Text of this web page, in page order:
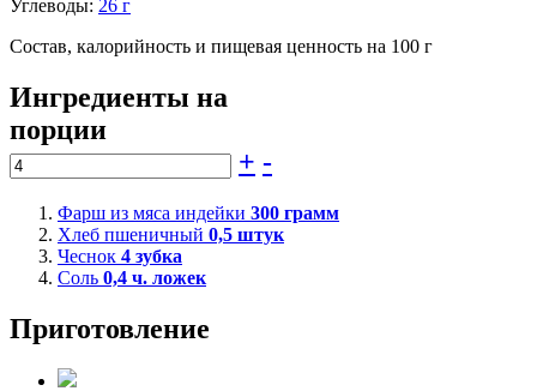
Углеводы: 26 г
Состав, калорийность и пищевая ценность на 100 г
Ингредиенты на
порции
+ -
Фарш из мяса индейки 300 грамм
Хлеб пшеничный 0,5 штук
Чеснок 4 зубка
Соль 0,4 ч. ложек
Приготовление